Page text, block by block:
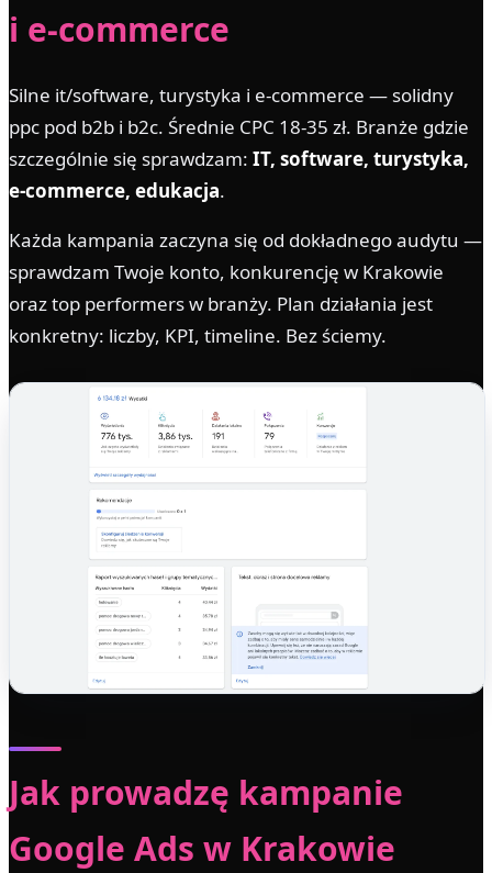
i e-commerce
Silne it/software, turystyka i e-commerce — solidny
ppc pod b2b i b2c. Średnie CPC 18-35 zł. Branże gdzie
szczególnie się sprawdzam: IT, software, turystyka,
e-commerce, edukacja.
Każda kampania zaczyna się od dokładnego audytu —
sprawdzam Twoje konto, konkurencję w Krakowie
oraz top performers w branży. Plan działania jest
konkretny: liczby, KPI, timeline. Bez ściemy.
Jak prowadzę kampanie
Google Ads w Krakowie